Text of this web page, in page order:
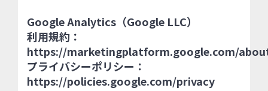
Google Analytics（Google LLC）
利用規約：
https://marketingplatform.google.com/
プライバシーポリシー：
https://policies.google.com/privacy